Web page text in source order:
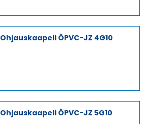
Ohjauskaapeli ÖPVC-JZ 4G10
Ohjauskaapeli ÖPVC-JZ 5G10